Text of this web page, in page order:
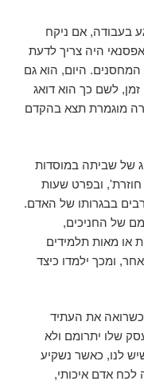
בעבודה, אם ניקח
היה צריך לדעת
היום, הוא גם
לשם כך הוא דואג
מוגמרת תצא בהקדם
של שביתה במוסדות
חוזרת', ובפרט שעות
בבגרותו של האדם.
של החניכים,
או מאות תלמידים
ומכך ילמדו כיצד
את העתיד
שלו יתרומם ולא
לנו, כאשר נשקיע
לכח אדם איכותי,